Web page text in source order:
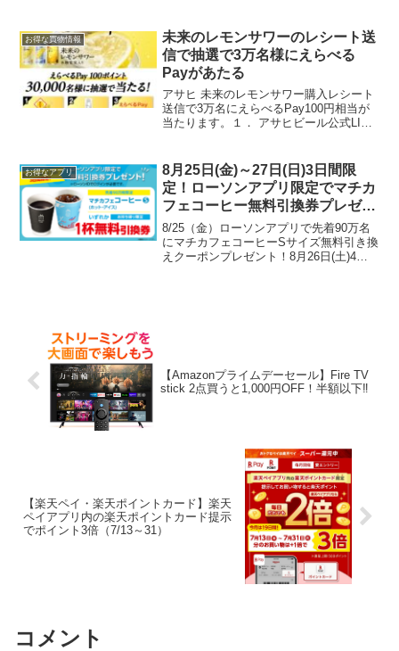
ーやドラッグストアで100円以下で買えた
ら実質無料さらに...
お得な買物情報
未来のレモンサワーのレシート送
信で抽選で3万名様にえらべる
Payがあたる
アサヒ 未来のレモンサワー購入レシート
送信で3万名にえらべるPay100円相当が
当たります。１． アサヒビール公式LINE
Pay100ptがもらえます。【キャンペーン
期間】...
お得なアプリ
8月25日(金)～27日(日)3日間限
定！ローソンアプリ限定でマチカ
フェコーヒー無料引換券プレゼン
ト！
8/25（金）ローソンアプリで先着90万名
にマチカフェコーヒーSサイズ無料引き換
えクーポンプレゼント！8月26日(土)4時
【Amazonプライムデーセール】Fire TV
stick 2点買うと1,000円OFF！半額以下‼
【楽天ペイ・楽天ポイントカード】楽天
ペイアプリ内の楽天ポイントカード提示
でポイント3倍（7/13～31）
コメント